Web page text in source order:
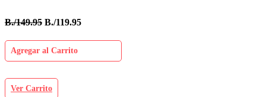
B./149.95 B./119.95
Agregar al Carrito
Ver Carrito